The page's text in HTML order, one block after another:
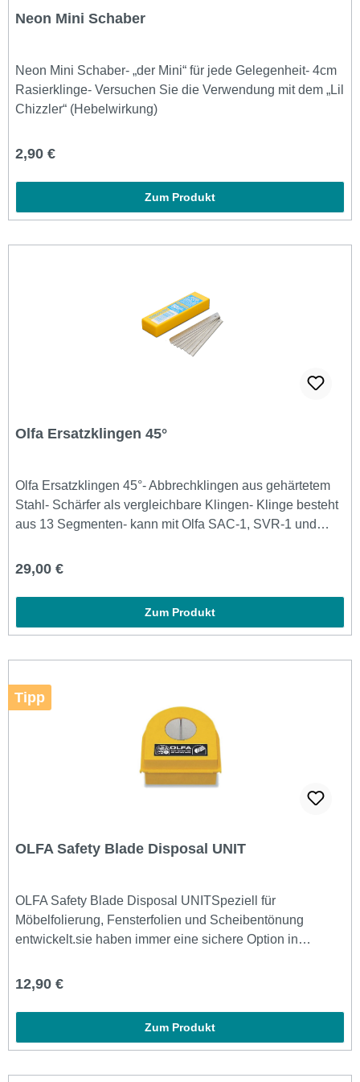
Neon Mini Schaber
Neon Mini Schaber- „der Mini“ für jede Gelegenheit- 4cm
Rasierklinge- Versuchen Sie die Verwendung mit dem „Lil
Chizzler“ (Hebelwirkung)
Regulärer Preis:
2,90 €
Zum Produkt
Olfa Ersatzklingen 45°
Olfa Ersatzklingen 45°- Abbrechklingen aus gehärtetem
Stahl- Schärfer als vergleichbare Klingen- Klinge besteht
aus 13 Segmenten- kann mit Olfa SAC-1, SVR-1 und
Regulärer Preis:
29,00 €
Zum Produkt
Tipp
OLFA Safety Blade Disposal UNIT
OLFA Safety Blade Disposal UNITSpeziell für
Möbelfolierung, Fensterfolien und Scheibentönung
entwickelt.sie haben immer eine sichere Option in
Der Deluxe-Klingenentsorgungsbehälter DC-2 verfügt
extrastarken HB-Klingen. Der Deckel kann geöffnet
werden, und der DC-2 kann sogar 60-mm-
Rotationsklingen sicher aufnehmen. Die aufbewahrten
Klingen können separat entsorgt und wiederverwendet
Regulärer Preis:
12,90 €
Zum Produkt